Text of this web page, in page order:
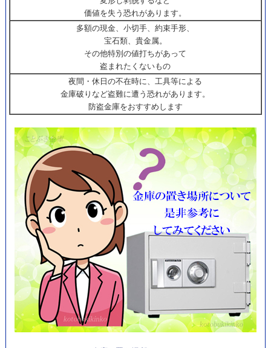
価値を失う恐れがあります。
多額の現金、小切手、約束手形、
宝石類、貴金属。
その他特別の値打ちがあって
盗まれたくないもの
夜間・休日の不在時に、工具等による
金庫破りなど盗難に遭う恐れがあります。
防盗金庫をおすすめします